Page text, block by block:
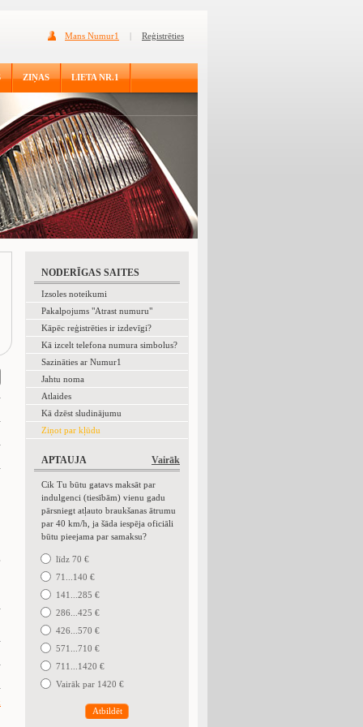
Mans Numur1 | Reģistrēties
ZIŅAS LIETA NR.1
NODERĪGAS SAITES
Izsoles noteikumi
Pakalpojums "Atrast numuru"
Kāpēc reģistrēties ir izdevīgi?
Kā izcelt telefona numura simbolus?
Sazināties ar Numur1
Jahtu noma
Atlaides
Kā dzēst sludinājumu
Ziņot par kļūdu
Vairāk
APTAUJA
Cik Tu būtu gatavs maksāt par
indulgenci (tiesībām) vienu gadu
pārsniegt atļauto braukšanas ātrumu
par 40 km/h, ja šāda iespēja oficiāli
būtu pieejama par samaksu?
līdz 70 €
71...140 €
141...285 €
286...425 €
426...570 €
571...710 €
711...1420 €
Vairāk par 1420 €
Atbildēt